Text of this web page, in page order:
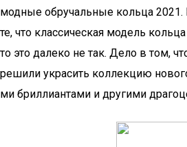
мод­ные обру­чаль­ные коль­ца
те, что клас­си­че­ская модель
то это дале­ко не так. Дело в том,
реши­ли укра­сить кол­лек­цию
ми брил­ли­ан­та­ми и дру­ги­ми